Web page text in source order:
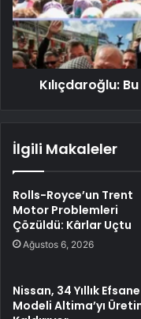
Kılıçdaroğlu:
İlgili Makaleler
Rolls-Royce’un Trent
Motor Problemleri
Çözüldü: Kârlar Uçtu
Ağustos 6, 2026
Nissan, 34 Yıllık Efsane
Modeli Altima’yı